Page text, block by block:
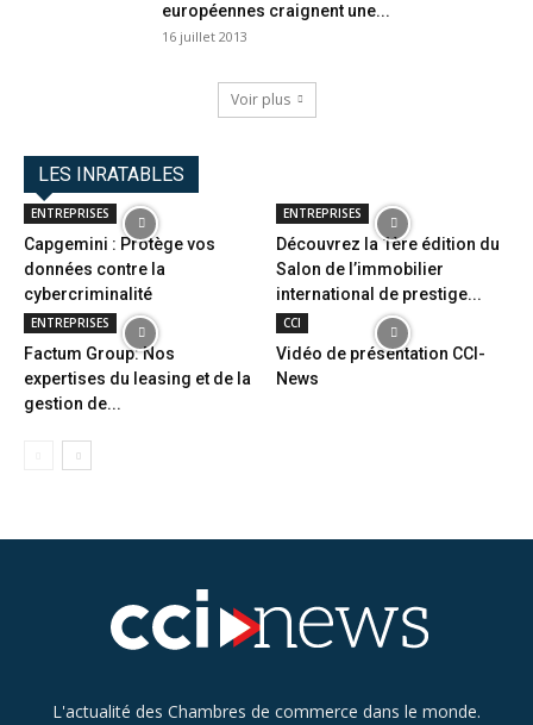
européennes craignent une...
16 juillet 2013
Voir plus
LES INRATABLES
ENTREPRISES
Capgemini : Protège vos
données contre la
cybercriminalité
ENTREPRISES
Découvrez la 1ère édition du
Salon de l’immobilier
international de prestige...
ENTREPRISES
Factum Group: Nos
expertises du leasing et de la
gestion de...
CCI
Vidéo de présentation CCI-
News
L'actualité des Chambres de commerce dans le monde.